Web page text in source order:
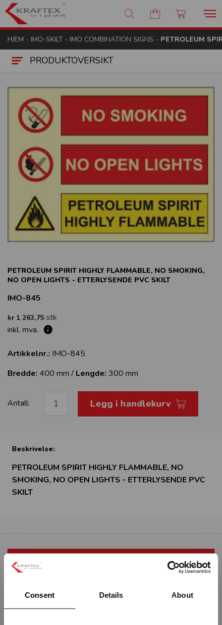
Consent Details About
Kraftex - nr 1 på skilt
HJEM - IMO-SKILT - IMO COMBINATION SIGNS - PETROLEUM
PRODUKTOVERSIKT
PETROLEUM SPIRIT HIGHLY FLAMMABLE, NO SMOKING,
NO OPEN LIGHTS - ETTERLYSENDE PVC SKILT
IMO-845
kr 1 263,75 stk
inkl. mva.
Artikkelnr.: IMO-845
Bredde: 400 mm / Lengde: 300 mm
Antall: Legg i handlekurv
Beskrivelse:
PETROLEUM SPIRIT HIGHLY FLAMMABLE, NO
SMOKING, NO OPEN LIGHTS - ETTERLYSENDE PVC
SKILT
RELATERTE PRODUKTER